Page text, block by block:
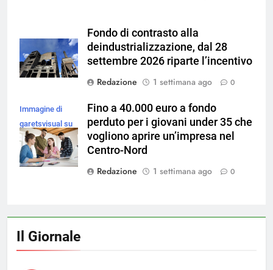
Fondo di contrasto alla
deindustrializzazione, dal 28
settembre 2026 riparte l’incentivo
Redazione
1 settimana ago 0
Immagine di
garetsvisual su
Magnific
Fino a 40.000 euro a fondo
perduto per i giovani under 35 che
vogliono aprire un’impresa nel
Centro-Nord
Redazione
1 settimana ago 0
Il Giornale